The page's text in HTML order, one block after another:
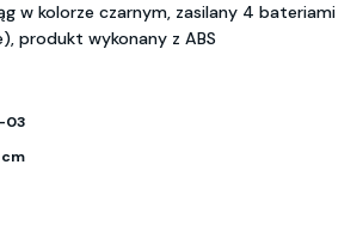
w kolorze czarnym, zasilany 4 bateriami
produkt wykonany z ABS
03
cm